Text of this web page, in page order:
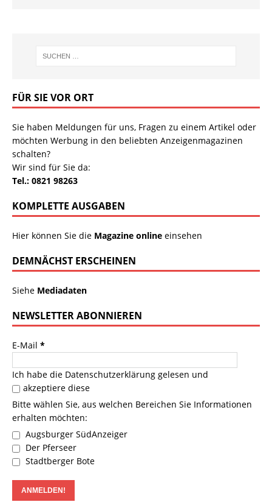
FÜR SIE VOR ORT
Sie haben Meldungen für uns, Fragen zu einem Artikel oder
möchten Werbung in den beliebten Anzeigenmagazinen
schalten?
Wir sind für Sie da:
Tel.: 0821 98263
KOMPLETTE AUSGABEN
Hier können Sie die Magazine online einsehen
DEMNÄCHST ERSCHEINEN
Siehe Mediadaten
NEWSLETTER ABONNIEREN
E-Mail *
Ich habe die Datenschutzerklärung gelesen und
akzeptiere diese
Bitte wählen Sie, aus welchen Bereichen Sie Informationen
erhalten möchten:
Augsburger SüdAnzeiger
Der Pferseer
Stadtberger Bote